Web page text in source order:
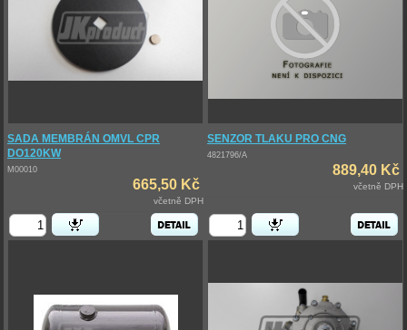
SADA MEMBRÁN OMVL CPR
DO120KW
M00010
665,50 Kč
včetně DPH
SENZOR TLAKU PRO CNG
4821796/A
889,40 Kč
včetně DPH